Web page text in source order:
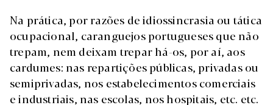
Na prática, por razões de idiossincrasia ou tática
ocupacional, caranguejos portugueses que não
trepam, nem deixam trepar há-os, por aí, aos
cardumes: nas repartições públicas, privadas ou
semiprivadas, nos estabelecimentos comerciais
e industriais, nas escolas, nos hospitais, etc. etc.